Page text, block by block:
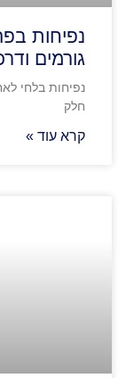
נפיחות
גורמים
נפיחות בלחי
חלק
קרא עוד »